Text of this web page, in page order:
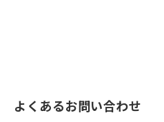
よくあるお問い合わせ